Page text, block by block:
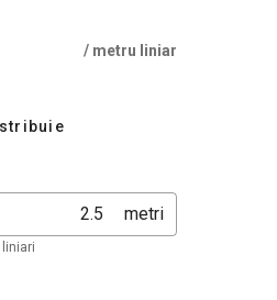
/ metru liniar
metri